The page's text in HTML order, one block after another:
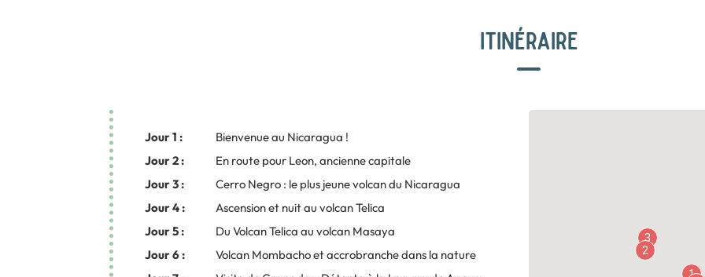
ITINÉRAIRE
Jour 1 :
Bienvenue au Nicaragua !
Jour 2 :
En route pour Leon, ancienne capitale
Jour 3 :
Cerro Negro : le plus jeune volcan du Nicaragua
Jour 4 :
Ascension et nuit au volcan Telica
Jour 5 :
Du Volcan Telica au volcan Masaya
Jour 6 :
Volcan Mombacho et accrobranche dans la nature
1
2
3